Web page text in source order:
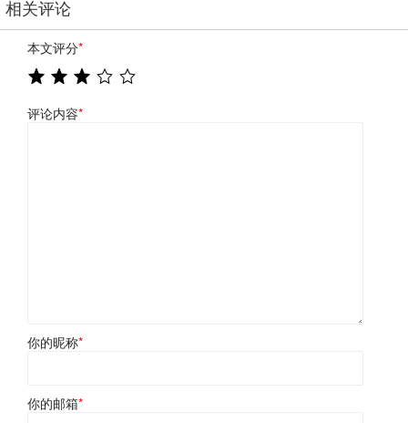
相关评论
本文评分*
评论内容*
你的昵称*
你的邮箱*